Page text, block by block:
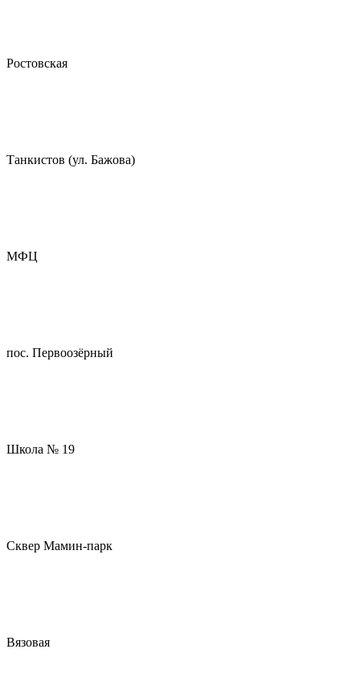
Ростовская
Танкистов (ул. Бажова)
МФЦ
пос. Первоозёрный
Школа № 19
Сквер Мамин-парк
Вязовая